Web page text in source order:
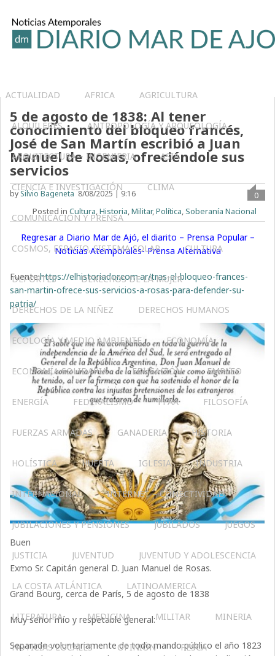
ACTUALIDAD AFRICA AGRICULTURA
ALQUILERES ANTROPOLOGÍA Y ARQUEOLOGÍA
ARQUITECTURA – INGENIERIA ASIA
CIENCIA E INVESTIGACIÓN CLIMA
COMUNICACIÓN Y PRENSA
COSMOS, ESPACIO, SISTEMA SOLAR CULTURA
DEPORTES DERECHOS DE LA MUJER
DERECHOS DE LA NIÑEZ DERECHOS HUMANOS
ECOLOGÍA Y MEDIO AMBIENTE ECONOMÍA
ECONOMÍA SOLIDARIA EDUCACIÓN EMPLEO
ENERGÍA FEDERALISMO FFAA FILOSOFÍA
FUERZAS ARMADAS GANADERIA HISTORIA
HOLÍSTICA HUERTA IGLESIA INDUSTRIA
INTERNACIONAL INTERNET – CONECTIVIDAD
JUBILACIONES Y PENSIONES JUBILADOS JUEGOS
JUSTICIA JUVENTUD JUVENTUD Y ADOLESCENCIA
LA COSTA ATLÁNTICA LATINOAMERICA
LITERATURA MEDICINA MILITAR MINERIA
NOTICIAS LOCALES OPINIÓN PESCA
5 de agosto de 1838: Al tener
conocimiento del bloqueo francés,
José de San Martín escribió a Juan
Manuel de Rosas, ofreciéndole sus
servicios
bySilvio Bageneta 8/08/2025 | 9:16
0
Posted in Cultura,Historia,Militar,Política,Soberanía Nacional
Regresar a Diario Mar de Ajó, el diarito – Prensa Popular –
Noticias Atemporales- Prensa Alternativa
Fuente:https://elhistoriador.com.ar/tras-el-bloqueo-frances-
san-martin-ofrece-sus-servicios-a-rosas-para-defender-su-
patria/
Buen
Exmo Sr. Capitán general D. Juan Manuel de Rosas.
Grand Bourg, cerca de París, 5 de agosto de 1838
Muy señor mío y respetable general:
Separado voluntariamente de todo mando público el año 1823